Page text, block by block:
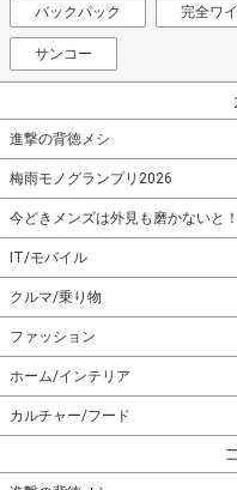
バックパック 完全ワ
サンコー
進撃の背徳メシ
梅雨モノグランプリ2026
今どきメンズは外見も磨かないと！
IT/モバイル
クルマ/乗り物
ファッション
ホーム/インテリア
カルチャー/フード